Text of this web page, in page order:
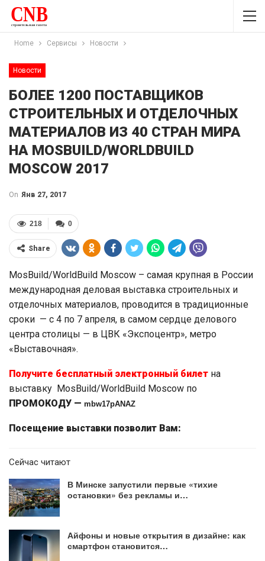
Home Сервисы Новости
Новости
БОЛЕЕ 1200 ПОСТАВЩИКОВ
СТРОИТЕЛЬНЫХ И ОТДЕЛОЧНЫХ
МАТЕРИАЛОВ ИЗ 40 СТРАН МИРА
НА MOSBUILD/WORLDBUILD
MOSCOW 2017
On Янв 27, 2017
0
218
Share
MosBuild/WorldBuild Moscow – самая крупная в России
международная деловая выставка строительных и
отделочных материалов, проводится в традиционные
сроки — с 4 по 7 апреля, в самом сердце делового
центра столицы — в ЦВК «Экспоцентр», метро
«Выставочная».
Получите бесплатный электронный билет на
выставку MosBuild/WorldBuild Moscow по
ПРОМОКОДУ — mbw17pANAZ
Посещение выставки позволит Вам:
Сейчас читают
В Минске запустили первые «тихие
остановки» без рекламы и…
Айфоны и новые открытия в дизайне: как
смартфон становится…